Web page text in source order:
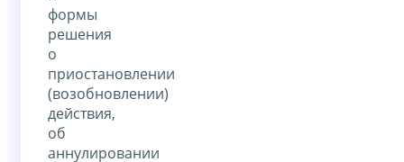
формы
решения
о
приостановлении
(возобновлении)
действия,
об
аннулировании